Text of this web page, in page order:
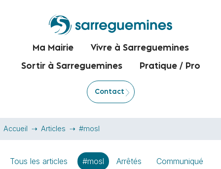
Ma Mairie Vivre à Sarreguemines
Sortir à Sarreguemines Pratique / Pro
Contact
Accueil Articles #mosl
Tous les articles #mosl Arrêtés Communiqué